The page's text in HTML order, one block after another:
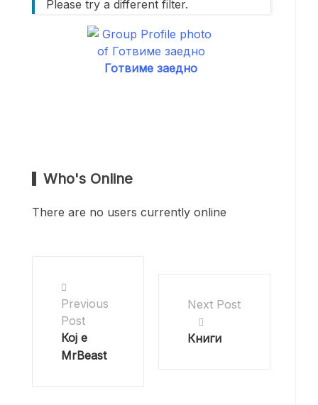
Please try a different filter.
Готвиме заедно
Who's Online
There are no users currently online
Previous
Post
Кој е
MrBeast
Next Post
Книги